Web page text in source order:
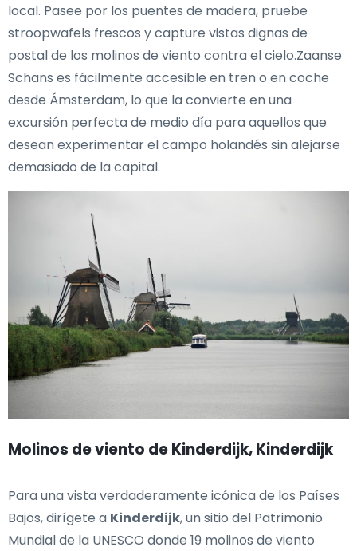
local. Pasee por los puentes de madera, pruebe
stroopwafels frescos y capture vistas dignas de
postal de los molinos de viento contra el cielo.Zaanse
Schans es fácilmente accesible en tren o en coche
desde Ámsterdam, lo que la convierte en una
excursión perfecta de medio día para aquellos que
desean experimentar el campo holandés sin alejarse
demasiado de la capital.
Molinos de viento de Kinderdijk, Kinderdijk
Para una vista verdaderamente icónica de los Países
Bajos, dirígete a Kinderdijk, un sitio del Patrimonio
Mundial de la UNESCO donde 19 molinos de viento